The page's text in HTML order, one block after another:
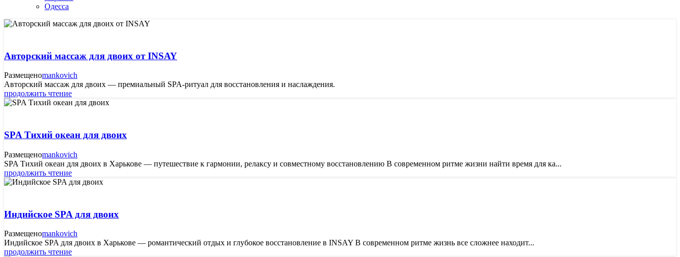
Одесса
Авторский массаж для двоих от INSAY
Размещеноmankovich
Авторский массаж для двоих — премиальный SPA-ритуал для восстановления и наслаждения.
продолжить чтение
SPA Тихий океан для двоих
Размещеноmankovich
SPA Тихий океан для двоих в Харькове — путешествие к гармонии, релаксу и совместному восстановлению В современном ритме жизни найти время для ка...
продолжить чтение
Индийское SPA для двоих
Размещеноmankovich
Индийское SPA для двоих в Харькове — романтический отдых и глубокое восстановление в INSAY В современном ритме жизнь все сложнее находит...
продолжить чтение